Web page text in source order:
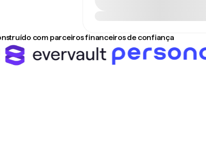
com parceiros financeiros de confiança